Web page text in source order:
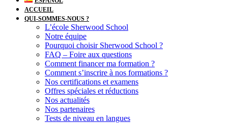
ACCUEIL
QUI-SOMMES-NOUS ?
L’école Sherwood School
Notre équipe
Pourquoi choisir Sherwood School ?
FAQ – Foire aux questions
Comment financer ma formation ?
Comment s’inscrire à nos formations ?
Nos certifications et examens
Offres spéciales et réductions
Nos actualités
Nos partenaires
Tests de niveau en langues